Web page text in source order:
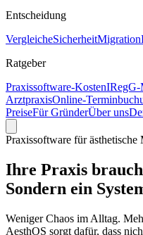
Entscheidung
VergleicheSicherheitMigration
Ratgeber
Praxissoftware-KostenIRegG-
ArztpraxisOnline-
PreiseFür GründerÜber uns
Praxissoftware für ästhetische
Ihre Praxis
Sondern ein
Weniger Chaos im Alltag.
AesthOS sorgt dafür, dass